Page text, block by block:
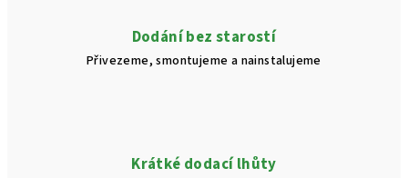
Dodání bez starostí
Přivezeme, smontujeme a nainstalujeme
Krátké dodací lhůty